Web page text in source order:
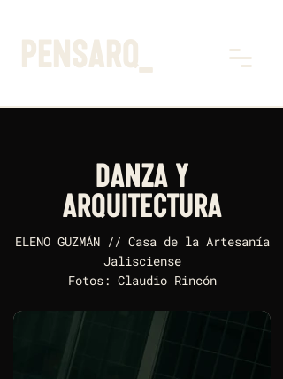
pensarq_
DANZA Y
ARQUITECTURA
ELENO GUZMÁN // Casa de la Artesanía
Jalisciense
Fotos: Claudio Rincón